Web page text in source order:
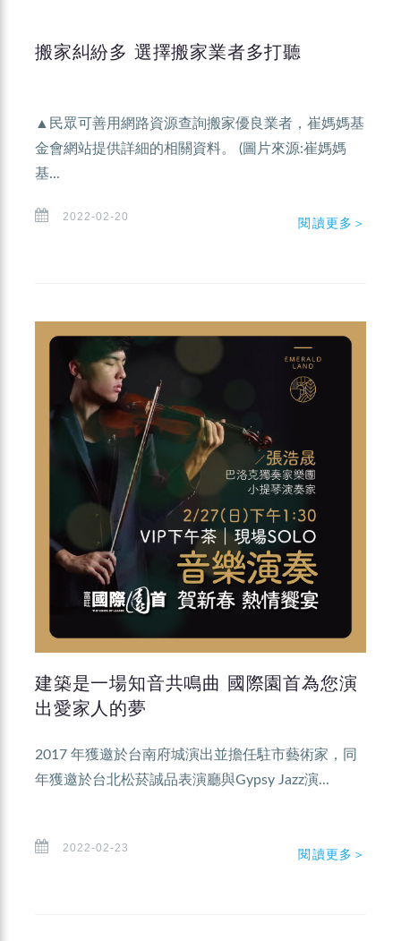
搬家糾紛多 選擇搬家業者多打聽
▲民眾可善用網路資源查詢搬家優良業者，崔媽媽基
金會網站提供詳細的相關資料。 (圖片來源:崔媽媽
基...
2022-02-20 閱讀更多＞
建築是一場知音共鳴曲 國際園首為您演
出愛家人的夢
2017 年獲邀於台南府城演出並擔任駐市藝術家，同
年獲邀於台北松菸誠品表演廳與Gypsy Jazz演...
2022-02-23 閱讀更多＞